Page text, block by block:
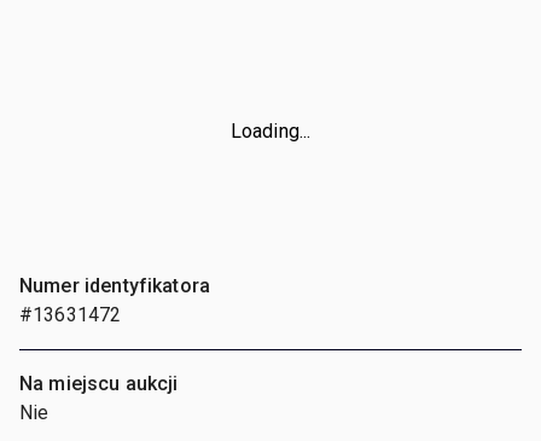
Loading...
Numer identyfikatora
#13631472
Na miejscu aukcji
Nie